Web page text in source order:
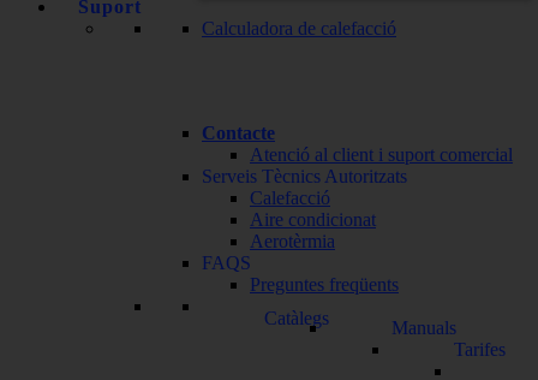
Suport
Calculadora de calefacció
Contacte
Atenció al client i suport comercial
Serveis Tècnics Autoritzats
Calefacció
Aire condicionat
Aerotèrmia
FAQS
Preguntes freqüents
Catàlegs
Manuals
Tarifes